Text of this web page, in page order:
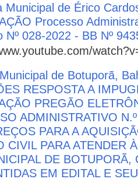
Municipal de Érico
Processo
Nº 028-2022 - BB Nº
de Botuporã,
RESPOSTA A
PREGÃO
ADMINISTRATIVO
PARA A
CIVIL PARA ATENDER
DE
EM EDITAL E